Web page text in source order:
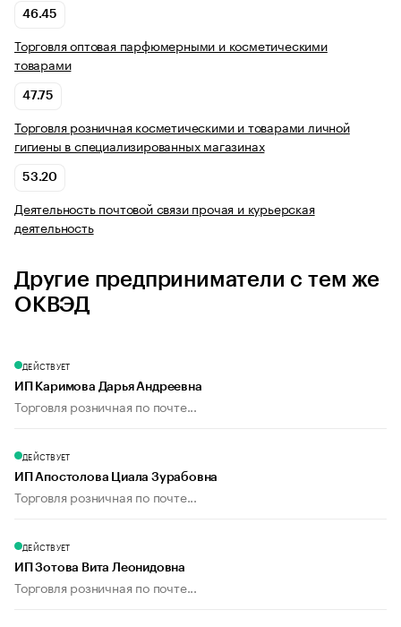
46.45
Торговля оптовая парфюмерными и косметическими
товарами
47.75
Торговля розничная косметическими и товарами личной
гигиены в специализированных магазинах
53.20
Деятельность почтовой связи прочая и курьерская
деятельность
Другие предприниматели с тем же
ОКВЭД
ДЕЙСТВУЕТ
ИП Каримова Дарья Андреевна
Торговля розничная по почте...
ДЕЙСТВУЕТ
ИП Апостолова Циала Зурабовна
Торговля розничная по почте...
ДЕЙСТВУЕТ
ИП Зотова Вита Леонидовна
Торговля розничная по почте...